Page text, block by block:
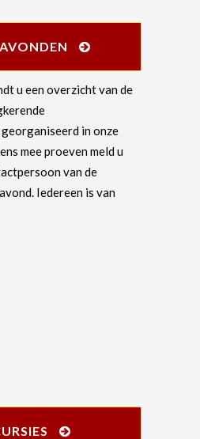
u een overzicht van de
in onze
mee proeven meld u
van de
Iedereen is van